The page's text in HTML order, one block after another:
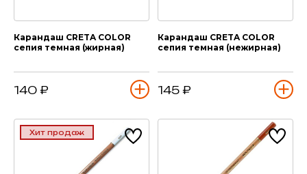
Карандаш CRETA COLOR
сепия темная (жирная)
140 ₽
Карандаш CRETA COLOR
сепия темная (нежирная)
145 ₽
Хит продаж